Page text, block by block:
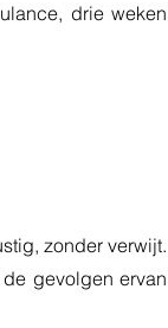
drie weken
zonder verwijt.
gevolgen ervan